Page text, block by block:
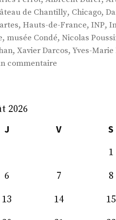
de Chantilly, Chicago,
, Hauts-de-France, INP,
, musée Condé, Nicolas
, Xavier Darcos,Yves-Marie
commentairesur
2026
J V
S
1
6 7
8
13 14
15